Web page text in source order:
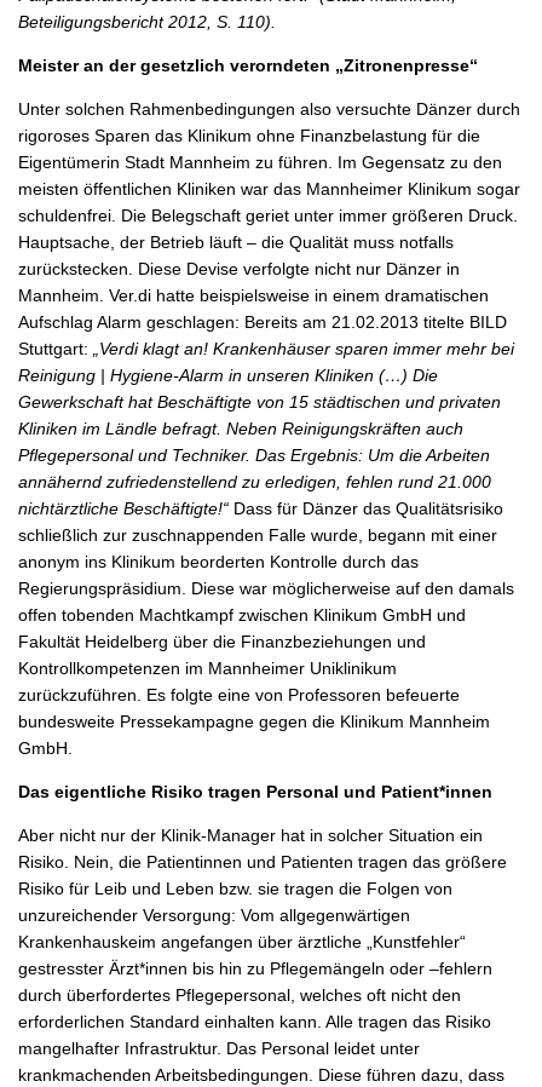
Beteiligungsbericht 2012, S. 110).
Meister an der gesetzlich verorndeten „Zitronenpresse“
Unter solchen Rahmenbedingungen also versuchte Dänzer durch
rigoroses Sparen das Klinikum ohne Finanzbelastung für die
Eigentümerin Stadt Mannheim zu führen. Im Gegensatz zu den
meisten öffentlichen Kliniken war das Mannheimer Klinikum sogar
schuldenfrei. Die Belegschaft geriet unter immer größeren Druck.
Hauptsache, der Betrieb läuft – die Qualität muss notfalls
zurückstecken. Diese Devise verfolgte nicht nur Dänzer in
Mannheim. Ver.di hatte beispielsweise in einem dramatischen
Aufschlag Alarm geschlagen: Bereits am 21.02.2013 titelte BILD
Stuttgart:
„Verdi klagt an! Krankenhäuser sparen immer mehr bei
Reinigung | Hygiene-Alarm in unseren Kliniken (…) Die
Gewerkschaft hat Beschäftigte von 15 städtischen und privaten
Kliniken im Ländle befragt. Neben Reinigungskräften auch
Pflegepersonal und Techniker. Das Ergebnis: Um die Arbeiten
annähernd zufriedenstellend zu erledigen, fehlen rund 21.000
nichtärztliche Beschäftigte!“ Dass für Dänzer das Qualitätsrisiko
schließlich zur zuschnappenden Falle wurde, begann mit einer
anonym ins Klinikum beorderten Kontrolle durch das
Regierungspräsidium. Diese war möglicherweise auf den damals
offen tobenden Machtkampf zwischen Klinikum GmbH und
Fakultät Heidelberg über die Finanzbeziehungen und
Kontrollkompetenzen im Mannheimer Uniklinikum
zurückzuführen. Es folgte eine von Professoren befeuerte
bundesweite Pressekampagne gegen die Klinikum Mannheim
GmbH.
Das eigentliche Risiko tragen Personal und Patient*innen
Aber nicht nur der Klinik-Manager hat in solcher Situation ein
Risiko. Nein, die Patientinnen und Patienten tragen das größere
Risiko für Leib und Leben bzw. sie tragen die Folgen von
unzureichender Versorgung: Vom allgegenwärtigen
Krankenhauskeim angefangen über ärztliche „Kunstfehler“
gestresster Ärzt*innen bis hin zu Pflegemängeln oder –fehlern
durch überfordertes Pflegepersonal, welches oft nicht den
erforderlichen Standard einhalten kann. Alle tragen das Risiko
mangelhafter Infrastruktur. Das Personal leidet unter
krankmachenden Arbeitsbedingungen. Diese führen dazu, dass